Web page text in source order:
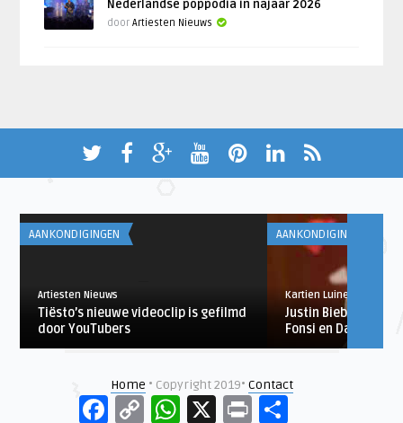
Nederlandse poppodia in najaar 2026
doorArtiesten Nieuws
AANKONDIGINGEN
Artiesten Nieuws
Tiësto’s nieuwe videoclip is gefilmd
door YouTubers
AANKONDIGINGEN
Kartien Luinenburg
Justin Bieber
Fonsi en Daddy
Home • Copyright 2019• Contact
FacebookCopy
Link
WhatsApp Print